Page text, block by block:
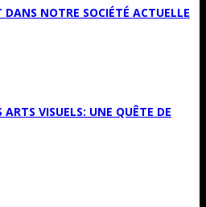
DANS NOTRE SOCIÉTÉ ACTUELLE
VISUELS: UNE QUÊTE DE